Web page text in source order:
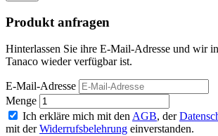
Produkt anfragen
Hinterlassen Sie ihre E-Mail-Adresse und wir
Tanaco wieder verfügbar ist.
E-Mail-Adresse
Menge
Ich erkläre mich mit den AGB, der
mit derWiderrufsbelehrung einverstanden.